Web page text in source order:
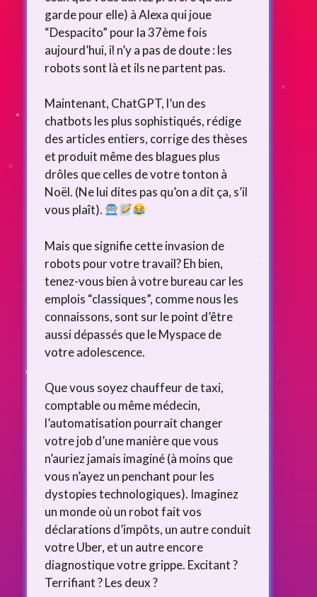
garde pour elle) à Alexa qui joue
“Despacito” pour la 37ème fois
aujourd’hui, il n’y a pas de doute : les
robots sont là et ils ne partent pas.
Maintenant, ChatGPT, l’un des
chatbots les plus sophistiqués, rédige
des articles entiers, corrige des thèses
et produit même des blagues plus
drôles que celles de votre tonton à
Noël. (Ne lui dites pas qu’on a dit ça, s’il
vous plaît).
Mais que signifie cette invasion de
robots pour votre travail? Eh bien,
tenez-vous bien à votre bureau car les
emplois “classiques”, comme nous les
connaissons, sont sur le point d’être
aussi dépassés que le Myspace de
votre adolescence.
Que vous soyez chauffeur de taxi,
comptable ou même médecin,
l’automatisation pourrait changer
votre job d’une manière que vous
n’auriez jamais imaginé (à moins que
vous n’ayez un penchant pour les
dystopies technologiques). Imaginez
un monde où un robot fait vos
déclarations d’impôts, un autre conduit
votre Uber, et un autre encore
diagnostique votre grippe. Excitant ?
Terrifiant ? Les deux ?